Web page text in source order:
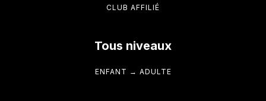
CLUB AFFILIÉ
Tous niveaux
ENFANT → ADULTE